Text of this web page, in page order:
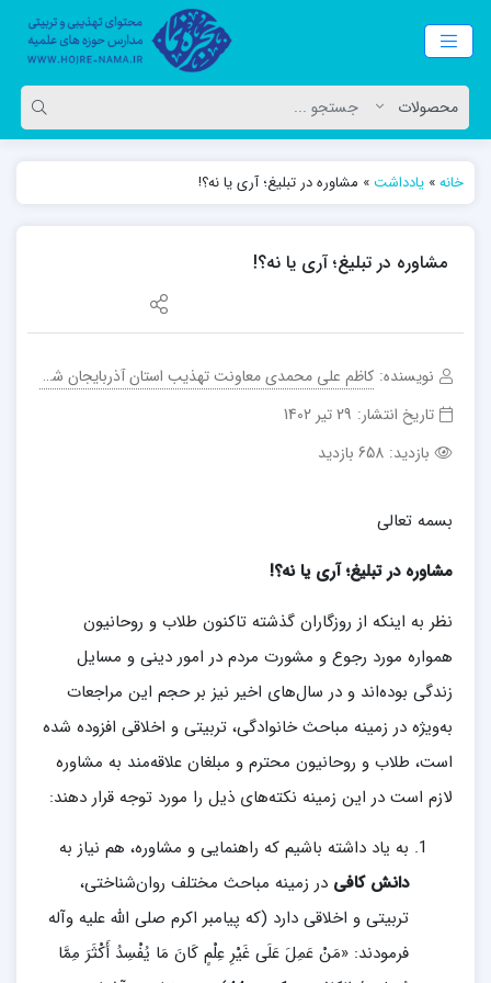
خانه» یادداشت» مشاوره در تبلیغ؛ آری یا نه؟!
مشاوره در تبلیغ؛ آری یا نه؟!
نویسنده:
کاظم علی محمدی معاونت تهذیب استان آذربایجان شرقی
تاریخ انتشار: 29 تیر 1402
بازدید: 658 بازدید
بسمه تعالی
مشاوره در تبلیغ؛ آری یا نه؟!
نظر به اینکه از روزگاران گذشته تاکنون طلاب و روحانیون
همواره مورد رجوع و مشورت مردم در امور دینی و مسایل
زندگی بوده‌اند و در سال‌های اخیر نیز بر حجم این مراجعات
به‌ویژه در زمینه مباحث خانوادگی، تربیتی و اخلاقی افزوده شده
است، طلاب و روحانیون محترم و مبلغان علاقه‌مند به مشاوره
لازم است در این زمینه نکته‌های ذیل را مورد توجه قرار دهند:
به یاد داشته باشیم که راهنمایی و مشاوره، هم نیاز به
دانش کافی در زمینه مباحث مختلف روان‌شناختی،
تربیتی و اخلاقی دارد (که پیامبر اکرم صلی الله علیه وآله
فرمودند: «مَنْ عَمِلَ عَلَى غَيْرِ عِلْمٍ كَانَ مَا يُفْسِدُ أَكْثَرَ مِمَّا